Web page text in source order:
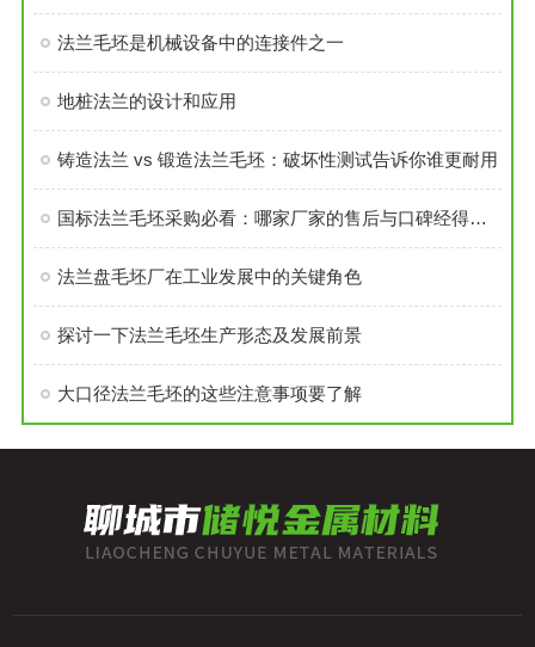
法兰毛坯是机械设备中的连接件之一
地桩法兰的设计和应用
铸造法兰 vs 锻造法兰毛坯：破坏性测试告诉你谁更耐用
国标法兰毛坯采购必看：哪家厂家的售后与口碑经得起考验？
法兰盘毛坯厂在工业发展中的关键角色
探讨一下法兰毛坯生产形态及发展前景
大口径法兰毛坯的这些注意事项要了解